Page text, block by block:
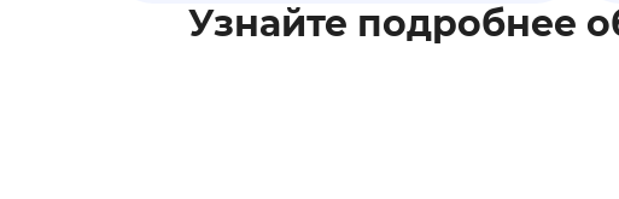
Узнайте подробнее